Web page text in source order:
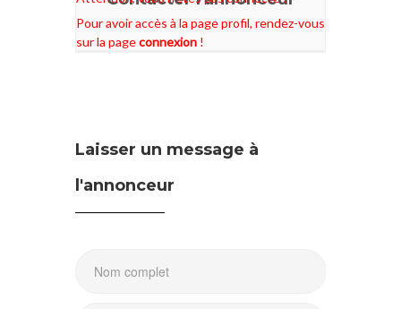
Pour avoir accès à la page profil, rendez-vous
sur la pageconnexion !
Laisser un message à
l'annonceur